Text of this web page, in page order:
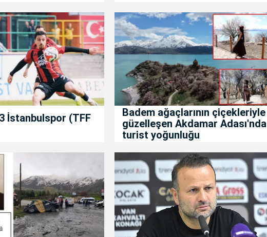
İstanbulspor (TFF
Badem ağaçlarının çiçekleriyle
güzelleşen Akdamar Adası'nda
turist yoğunluğu